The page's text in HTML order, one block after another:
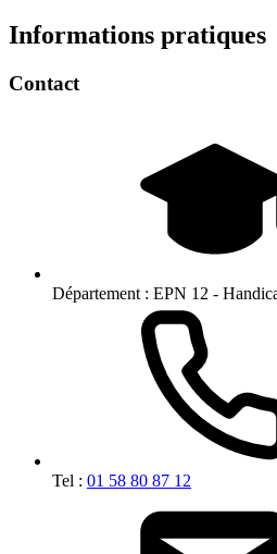
Informations pratiques
Contact
Département : EPN 12 -
Tel : 01 58 80 87 12